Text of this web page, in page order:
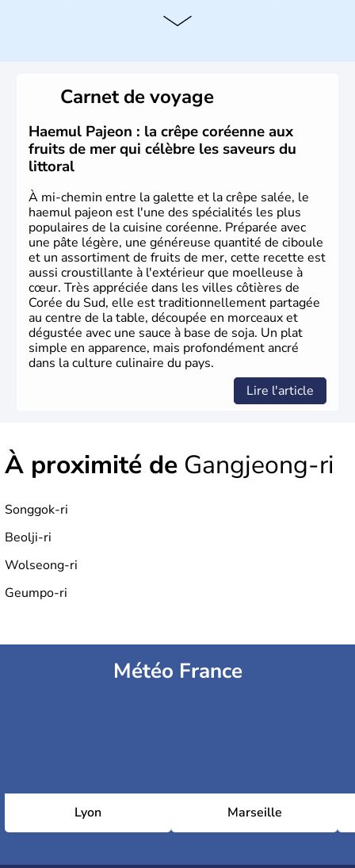
Histoire et administration
christianisme et le bouddhisme en sont les deux
principales religions. Ce pays partage sa culture avec la
Corée du Nord. Les Jeux Olympiques s’y sont déroulés en
1988, de même que la Coupe du Monde de football en
2002, en collaboration avec le Japon.
Carnet de voyage
Haemul Pajeon : la crêpe coréenne aux
fruits de mer qui célèbre les saveurs du
littoral
À mi-chemin entre la galette et la crêpe salée, le
haemul pajeon est l'une des spécialités les plus
populaires de la cuisine coréenne. Préparée avec
une pâte légère, une généreuse quantité de ciboule
et un assortiment de fruits de mer, cette recette est
aussi croustillante à l'extérieur que moelleuse à
cœur. Très appréciée dans les villes côtières de
Corée du Sud, elle est traditionnellement partagée
au centre de la table, découpée en morceaux et
dégustée avec une sauce à base de soja. Un plat
simple en apparence, mais profondément ancré
dans la culture culinaire du pays.
Lire l'article
À proximité de Gangjeong-ri
Songgok-ri
Beolji-ri
Wolseong-ri
Geumpo-ri
Météo France
Lyon Marseille